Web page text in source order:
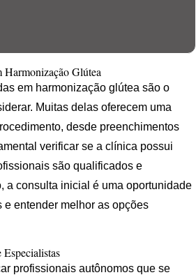
Harmonização Glútea
em harmonização glútea são o
Muitas delas oferecem uma
desde preenchimentos
verificar se a clínica possui
são qualificados e
a consulta inicial é uma oportunidade
e entender melhor as opções
profissionais autônomos que se